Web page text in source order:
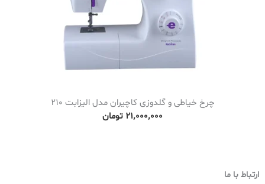
چرخ خیاطی و گلدوزی کاچیران مدل الیزابت 210
۲۱٬۰۰۰٬۰۰۰ تومان
ارتباط با ما